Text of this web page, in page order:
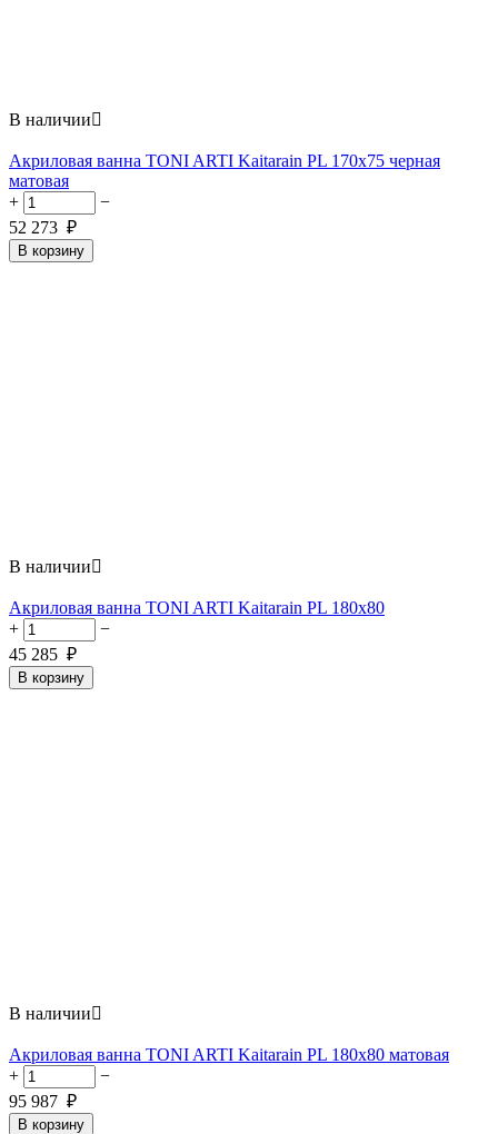
В наличии
Акриловая ванна TONI ARTI Kaitarain PL 170x75 черная
матовая
+
−
52 273 ₽
В корзину
В наличии
Акриловая ванна TONI ARTI Kaitarain PL 180x80
+
−
45 285 ₽
В корзину
В наличии
Акриловая ванна TONI ARTI Kaitarain PL 180x80 матовая
+
−
95 987 ₽
В корзину